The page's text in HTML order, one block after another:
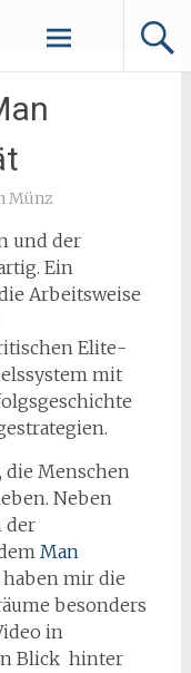
Münz
und der
Ein
Arbeitsweise
Elite-
mit
die Menschen
Neben
der
Man
haben mir die
besonders
in
Blick hinter